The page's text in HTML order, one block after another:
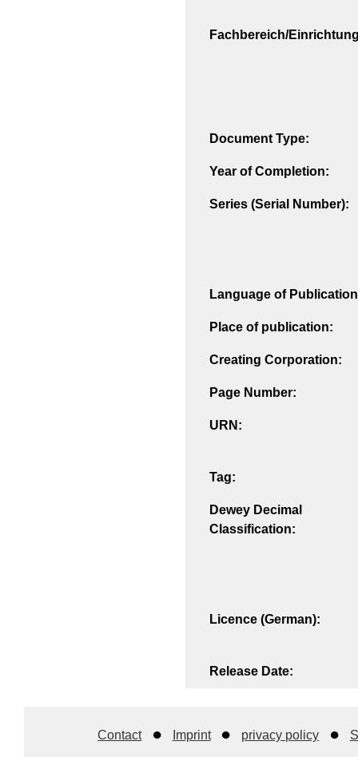
Fachbereich/
Document Type:
Year of Completion:
Series (Serial Number):
Language of
Place of publication:
Creating Corporation:
Page Number:
URN:
Tag:
Dewey Decimal
Classification:
Licence (German):
Release Date:
Contact Imprint privacy policy